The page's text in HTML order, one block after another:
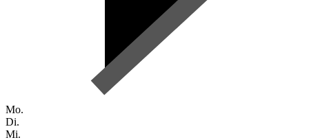
Mo.
Di.
Mi.